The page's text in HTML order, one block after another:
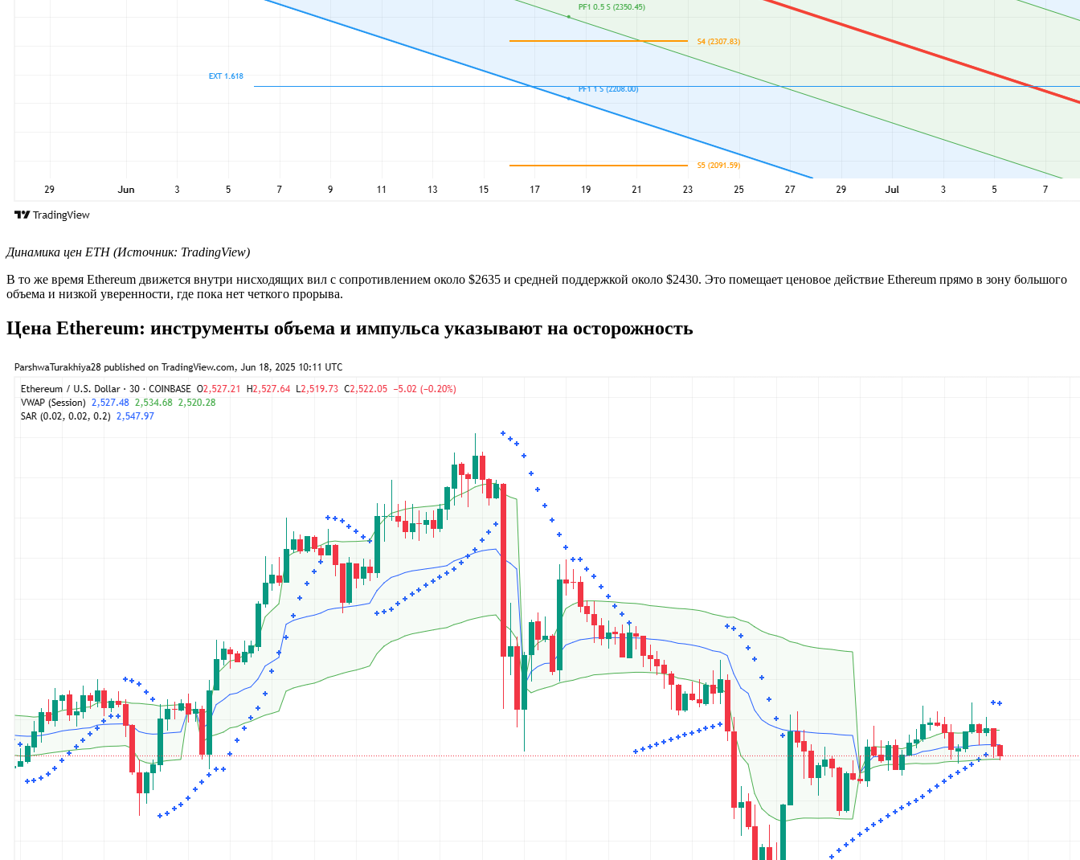
Динамика цен ETH (Источник: TradingView)
В то же время Ethereum движется внутри нисходящих вил с сопротивлением около $2635 и средней поддержкой около $2430. Это помещает ценовое действие Ethereum прямо в зону большого
объема и низкой уверенности, где пока нет четкого прорыва.
Цена Ethereum: инструменты объема и импульса указывают на осторожность